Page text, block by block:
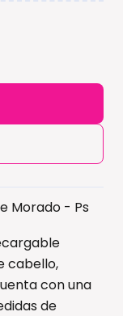
Morado - Ps
cabello,
con una
de